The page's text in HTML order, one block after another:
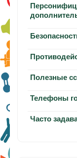
Полезные
Телефоны
Часто